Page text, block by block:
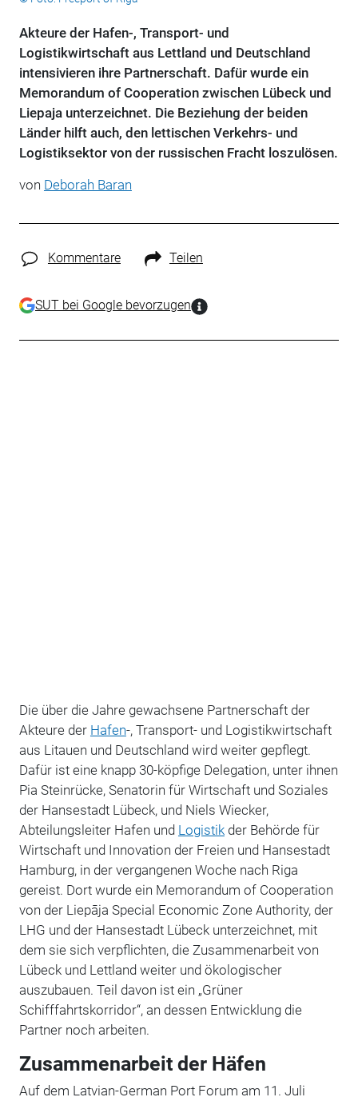
Akteure der Hafen-, Transport- und
Logistikwirtschaft aus Lettland und Deutschland
intensivieren ihre Partnerschaft. Dafür wurde ein
Memorandum of Cooperation zwischen Lübeck und
Liepaja unterzeichnet. Die Beziehung der beiden
Länder hilft auch, den lettischen Verkehrs- und
Logistiksektor von der russischen Fracht loszulösen.
von Deborah Baran
Kommentare Teilen
SUT bei Google bevorzugen
Die über die Jahre gewachsene Partnerschaft der
Akteure der Hafen-, Transport- und Logistikwirtschaft
aus Litauen und Deutschland wird weiter gepflegt.
Dafür ist eine knapp 30-köpfige Delegation, unter ihnen
Pia Steinrücke, Senatorin für Wirtschaft und Soziales
der Hansestadt Lübeck, und Niels Wiecker,
Abteilungsleiter Hafen und Logistikder Behörde für
Wirtschaft und Innovation der Freien und Hansestadt
Hamburg, in der vergangenen Woche nach Riga
gereist. Dort wurde ein Memorandum of Cooperation
von der Liepāja Special Economic Zone Authority, der
LHG und der Hansestadt Lübeck unterzeichnet, mit
dem sie sich verpflichten, die Zusammenarbeit von
Lübeck und Lettland weiter und ökologischer
auszubauen. Teil davon ist ein „Grüner
Schifffahrtskorridor“, an dessen Entwicklung die
Partner noch arbeiten.
Zusammenarbeit der Häfen
Auf dem Latvian-German Port Forum am 11. Juli